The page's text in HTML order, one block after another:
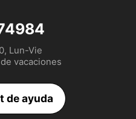
Lun-Vie
vacaciones
de ayuda